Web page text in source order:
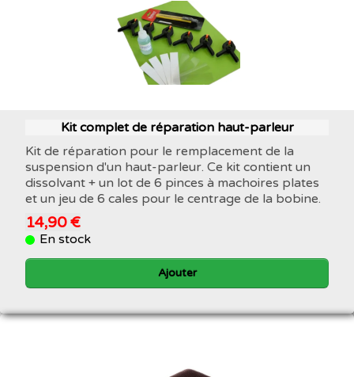
Kit complet de réparation haut-parleur
Kit de réparation pour le remplacement de la
suspension d'un haut-parleur. Ce kit contient un
dissolvant + un lot de 6 pinces à machoires plates
et un jeu de 6 cales pour le centrage de la bobine.
14,90 €
En stock
Ajouter